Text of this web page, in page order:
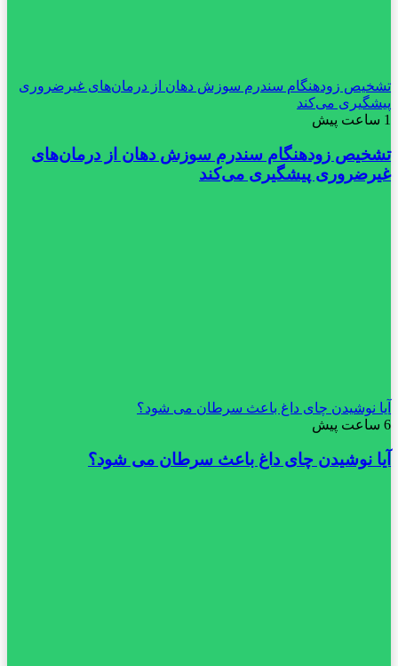
تشخیص زودهنگام سندرم سوزش دهان از درمان‌های غیرضروری
پیشگیری می‌کند
1 ساعت پیش
تشخیص زودهنگام سندرم سوزش دهان از درمان‌های
غیرضروری پیشگیری می‌کند
آیا نوشیدن چای داغ باعث سرطان می شود؟
6 ساعت پیش
آیا نوشیدن چای داغ باعث سرطان می شود؟